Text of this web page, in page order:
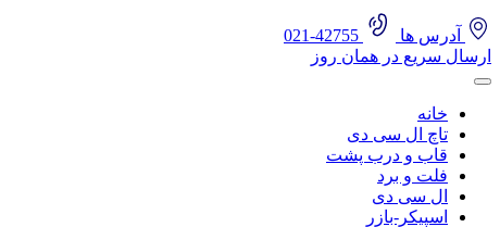
آدرس ها
ارسال سریع در همان روز
خانه
تاچ ال سی دی
قاب و درب پشت
فلت و برد
ال سی دی
اسپیکر-بازر